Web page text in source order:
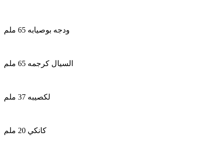
ودجه بوصيابه 65 ملم
السيال كرجمه 65 ملم
لكصيبه 37 ملم
كانكي 20 ملم